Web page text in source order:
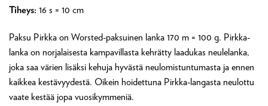
Tiheys: 16 s = 10 cm
Paksu Pirkka on Worsted-paksuinen lanka 170 m = 100 g. Pirkka-
lanka on norjalaisesta kampavillasta kehrätty laadukas neulelanka,
joka saa värien lisäksi kehuja hyvästä neulomistuntumasta ja ennen
kaikkea kestävyydestä. Oikein hoidettuna Pirkka-langasta neulottu
vaate kestää jopa vuosikymmeniä.